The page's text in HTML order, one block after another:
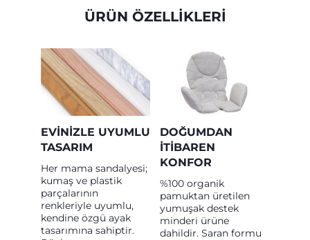
ÜRÜN ÖZELLİKLERİ
EVINIZLE UYUMLU
TASARIM
Her mama sandalyesi;
kumaş ve plastik
parçalarının
renkleriyle uyumlu,
kendine özgü ayak
tasarımına sahiptir.
DOĞUMDAN
İTIBAREN
KONFOR
%100 organik
pamuktan üretilen
yumuşak destek
minderi ürüne
dahildir. Saran formu